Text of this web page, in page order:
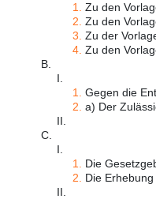
1.
Zu den
2. Zu den
3. Zu der
4. Zu den
B.
I.
1.
Gegen die
2. a) Der
II.
C.
I.
1.
Die
2.
Die
II.